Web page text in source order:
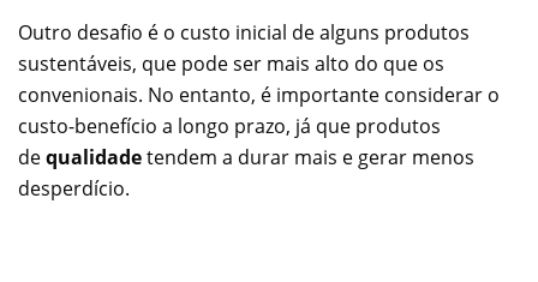
Outro desafio é o custo inicial de alguns produtos
sustentáveis, que pode ser mais alto do que os
convenionais. No entanto, é importante considerar o
custo-benefício a longo prazo, já que produtos
dequalidadetendem a durar mais e gerar menos
desperdício.